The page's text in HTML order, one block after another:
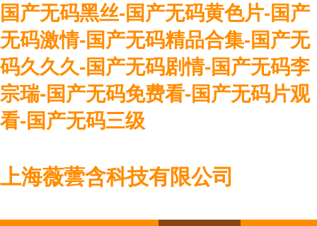
国产无码黑丝-国产无码黄色片-国产
无码激情-国产无码精品合集-国产无
码久久久-国产无码剧情-国产无码李
宗瑞-国产无码免费看-国产无码片观
看-国产无码三级
上海薇蕓含科技有限公司